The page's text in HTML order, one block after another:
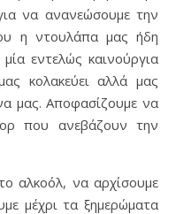
να ανανεώσουμε την
η ντουλάπα μας ήδη
μία εντελώς καινούργια
κολακεύει αλλά μας
μας. Αποφασίζουμε να
που ανεβάζουν την
αλκοόλ, να αρχίσουμε
μέχρι τα ξημερώματα